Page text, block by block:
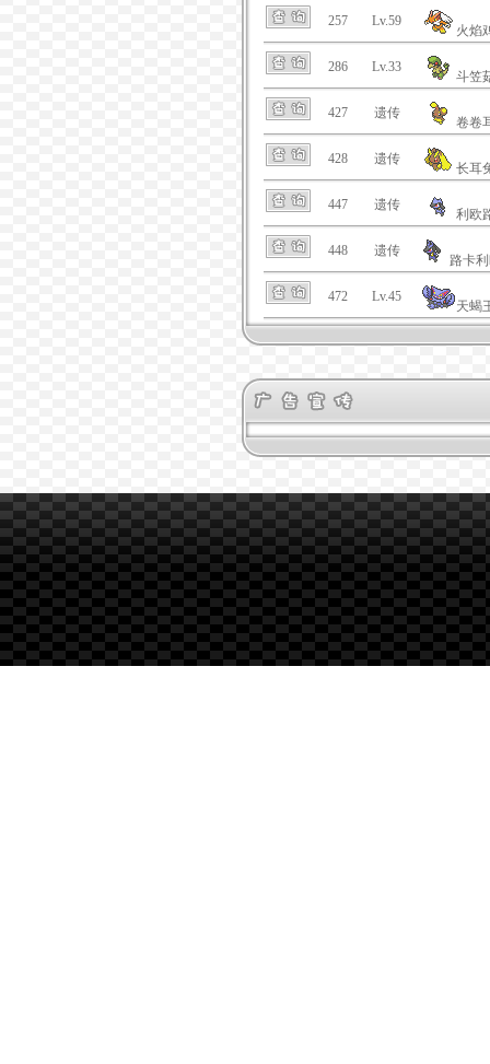
257 Lv.59
火焰
286 Lv.33
斗笠
427 遗传
卷卷
428 遗传
长耳
447 遗传
利欧
448 遗传
路卡
472 Lv.45
天蝎